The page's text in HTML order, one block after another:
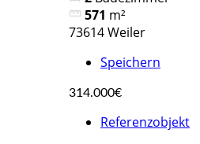
571 m²
73614 Weiler
Speichern
314.000€
Referenzobjekt